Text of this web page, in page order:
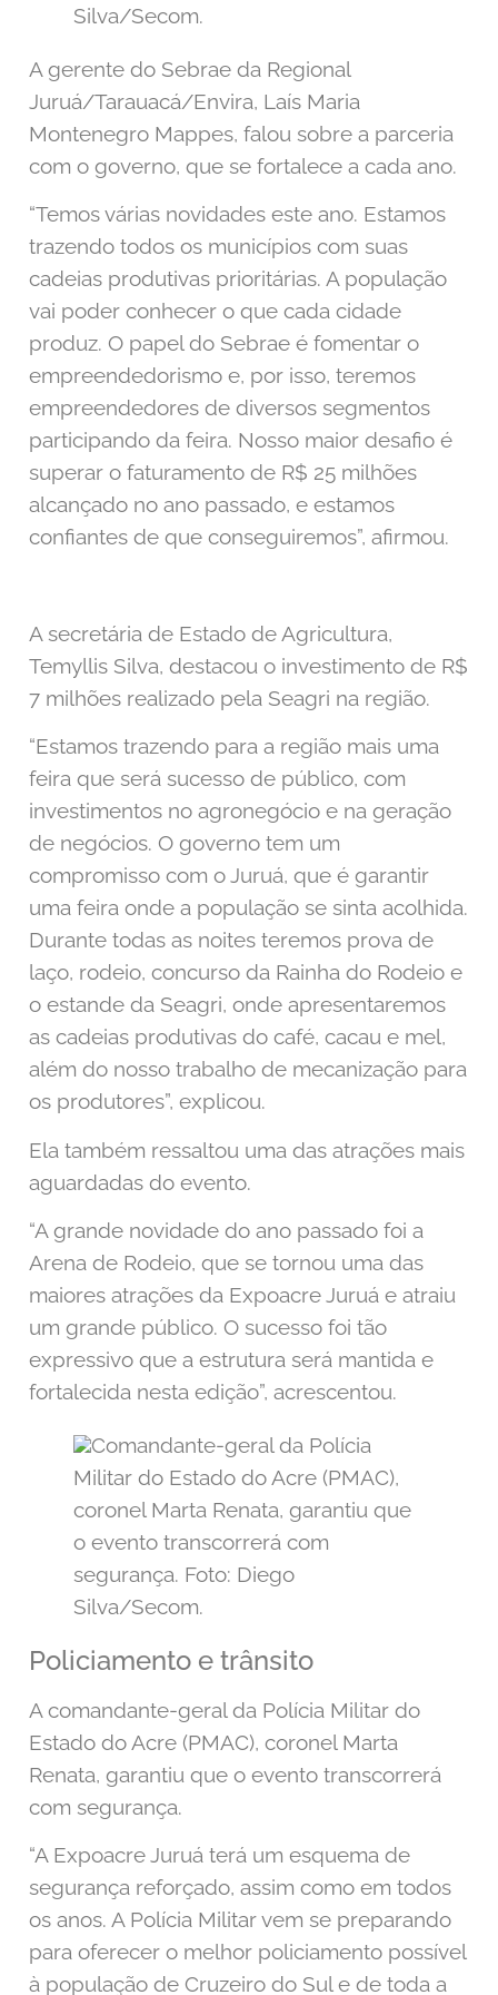
Silva/Secom.
A gerente do Sebrae da Regional
Juruá/Tarauacá/Envira, Laís Maria
Montenegro Mappes, falou sobre a parceria
com o governo, que se fortalece a cada ano.
“Temos várias novidades este ano. Estamos
trazendo todos os municípios com suas
cadeias produtivas prioritárias. A população
vai poder conhecer o que cada cidade
produz. O papel do Sebrae é fomentar o
empreendedorismo e, por isso, teremos
empreendedores de diversos segmentos
participando da feira. Nosso maior desafio é
superar o faturamento de R$ 25 milhões
alcançado no ano passado, e estamos
confiantes de que conseguiremos”, afirmou.
A secretária de Estado de Agricultura,
Temyllis Silva, destacou o investimento de R$
7 milhões realizado pela Seagri na região.
“Estamos trazendo para a região mais uma
feira que será sucesso de público, com
investimentos no agronegócio e na geração
de negócios. O governo tem um
compromisso com o Juruá, que é garantir
uma feira onde a população se sinta acolhida.
Durante todas as noites teremos prova de
laço, rodeio, concurso da Rainha do Rodeio e
o estande da Seagri, onde apresentaremos
as cadeias produtivas do café, cacau e mel,
além do nosso trabalho de mecanização para
os produtores”, explicou.
Ela também ressaltou uma das atrações mais
aguardadas do evento.
“A grande novidade do ano passado foi a
Arena de Rodeio, que se tornou uma das
maiores atrações da Expoacre Juruá e atraiu
um grande público. O sucesso foi tão
expressivo que a estrutura será mantida e
fortalecida nesta edição”, acrescentou.
Comandante-geral da Polícia
Militar do Estado do Acre (PMAC),
coronel Marta Renata, garantiu que
o evento transcorrerá com
segurança. Foto: Diego
Silva/Secom.
Policiamento e trânsito
A comandante-geral da Polícia Militar do
Estado do Acre (PMAC), coronel Marta
Renata, garantiu que o evento transcorrerá
com segurança.
“A Expoacre Juruá terá um esquema de
segurança reforçado, assim como em todos
os anos. A Polícia Militar vem se preparando
para oferecer o melhor policiamento possível
à população de Cruzeiro do Sul e de toda a